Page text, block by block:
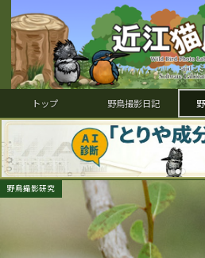
トップ 野鳥撮影日記
野鳥撮影研究